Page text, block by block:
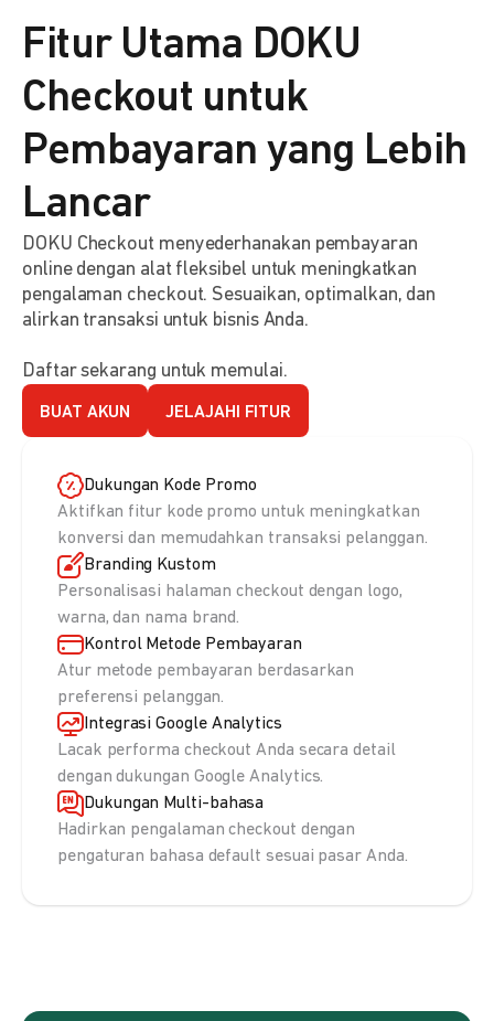
Fitur Utama DOKU
Checkout untuk
Pembayaran yang Lebih
Lancar
DOKU Checkout menyederhanakan pembayaran
online dengan alat fleksibel untuk meningkatkan
pengalaman checkout. Sesuaikan, optimalkan, dan
alirkan transaksi untuk bisnis Anda.
Daftar sekarang untuk memulai.
BUAT AKUN JELAJAHI FITUR
Dukungan Kode Promo
Aktifkan fitur kode promo untuk meningkatkan
konversi dan memudahkan transaksi pelanggan.
Branding Kustom
Personalisasi halaman checkout dengan logo,
warna, dan nama brand.
Kontrol Metode Pembayaran
Atur metode pembayaran berdasarkan
preferensi pelanggan.
Integrasi Google Analytics
Lacak performa checkout Anda secara detail
dengan dukungan Google Analytics.
Dukungan Multi-bahasa
Hadirkan pengalaman checkout dengan
pengaturan bahasa default sesuai pasar Anda.